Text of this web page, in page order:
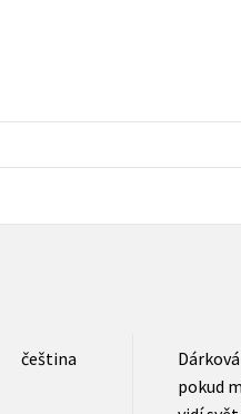
čeština
pokud